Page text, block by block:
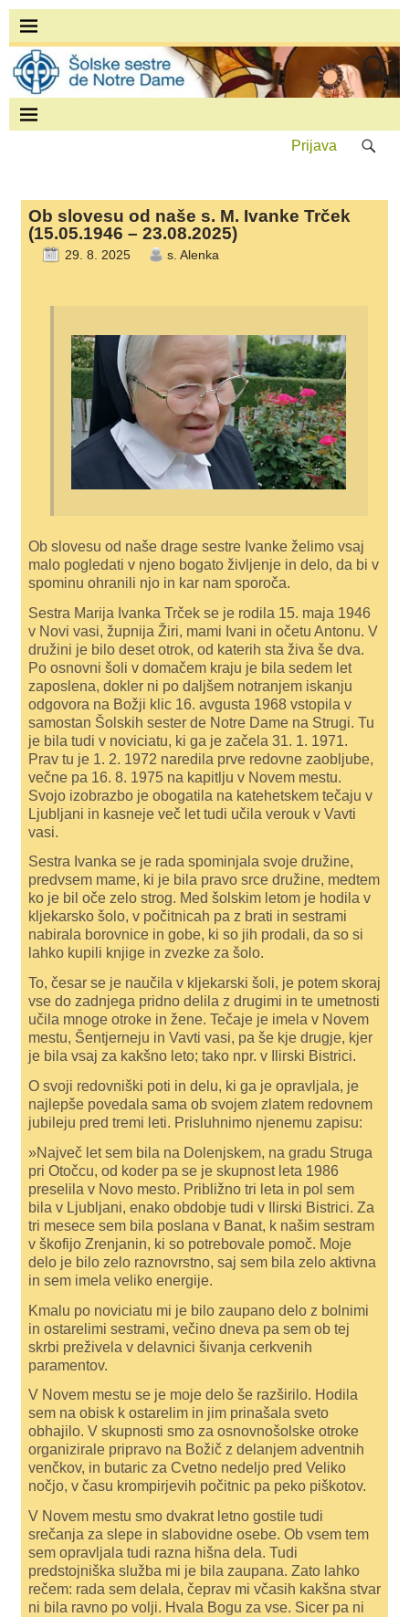
Prijava
Ob slovesu od naše s. M. Ivanke Trček
(15.05.1946 – 23.08.2025)
29. 8. 2025 s. Alenka
Ob slovesu od naše drage sestre Ivanke želimo vsaj
malo pogledati v njeno bogato življenje in delo, da bi v
spominu ohranili njo in kar nam sporoča.
Sestra Marija Ivanka Trček se je rodila 15. maja 1946
v Novi vasi, župnija Žiri, mami Ivani in očetu Antonu. V
družini je bilo deset otrok, od katerih sta živa še dva.
Po osnovni šoli v domačem kraju je bila sedem let
zaposlena, dokler ni po daljšem notranjem iskanju
odgovora na Božji klic 16. avgusta 1968 vstopila v
samostan Šolskih sester de Notre Dame na Strugi. Tu
je bila tudi v noviciatu, ki ga je začela 31. 1. 1971.
Prav tu je 1. 2. 1972 naredila prve redovne zaobljube,
večne pa 16. 8. 1975 na kapitlju v Novem mestu.
Svojo izobrazbo je obogatila na katehetskem tečaju v
Ljubljani in kasneje več let tudi učila verouk v Vavti
vasi.
Sestra Ivanka se je rada spominjala svoje družine,
predvsem mame, ki je bila pravo srce družine, medtem
ko je bil oče zelo strog. Med šolskim letom je hodila v
kljekarsko šolo, v počitnicah pa z brati in sestrami
nabirala borovnice in gobe, ki so jih prodali, da so si
lahko kupili knjige in zvezke za šolo.
To, česar se je naučila v kljekarski šoli, je potem skoraj
vse do zadnjega pridno delila z drugimi in te umetnosti
učila mnoge otroke in žene. Tečaje je imela v Novem
mestu, Šentjerneju in Vavti vasi, pa še kje drugje, kjer
je bila vsaj za kakšno leto; tako npr. v Ilirski Bistrici.
O svoji redovniški poti in delu, ki ga je opravljala, je
najlepše povedala sama ob svojem zlatem redovnem
jubileju pred tremi leti. Prisluhnimo njenemu zapisu:
»Največ let sem bila na Dolenjskem, na gradu Struga
pri Otočcu, od koder pa se je skupnost leta 1986
preselila v Novo mesto. Približno tri leta in pol sem
bila v Ljubljani, enako obdobje tudi v Ilirski Bistrici. Za
tri mesece sem bila poslana v Banat, k našim sestram
v škofijo Zrenjanin, ki so potrebovale pomoč. Moje
delo je bilo zelo raznovrstno, saj sem bila zelo aktivna
in sem imela veliko energije.
Kmalu po noviciatu mi je bilo zaupano delo z bolnimi
in ostarelimi sestrami, večino dneva pa sem ob tej
skrbi preživela v delavnici šivanja cerkvenih
paramentov.
V Novem mestu se je moje delo še razširilo. Hodila
sem na obisk k ostarelim in jim prinašala sveto
obhajilo. V skupnosti smo za osnovnošolske otroke
organizirale pripravo na Božič z delanjem adventnih
venčkov, in butaric za Cvetno nedeljo pred Veliko
nočjo, v času krompirjevih počitnic pa peko piškotov.
V Novem mestu smo dvakrat letno gostile tudi
srečanja za slepe in slabovidne osebe. Ob vsem tem
sem opravljala tudi razna hišna dela. Tudi
predstojniška služba mi je bila zaupana. Zato lahko
rečem: rada sem delala, čeprav mi včasih kakšna stvar
ni bila ravno po volji. Hvala Bogu za vse. Sicer pa ni